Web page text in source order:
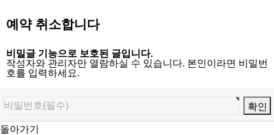
예약 취소합니다
비밀글 기능으로 보호된 글입니다.
작성자와 관리자만 열람하실 수 있습니다. 본인이라면 비밀번
호를 입력하세요.
돌아가기